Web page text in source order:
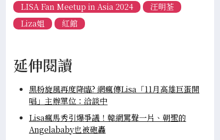
LISA Fan Meetup in Asia 2024
汪明荃
Liza姐
紅館
延伸閱讀
黑粉旋風再度降臨? 網瘋傳Lisa「11月高雄巨蛋開
唱」主辦單位：洽談中
Lisa瘋馬秀引爆爭議！韓網罵聲一片、朝聖的
Angelababy也被砲轟